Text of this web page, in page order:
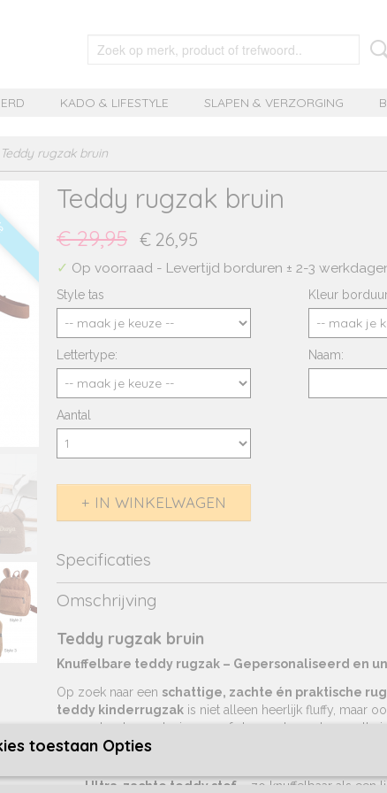
KADO & LIFESTYLE SLAPEN & VERZORGING
Teddy rugzak bruin
Teddy rugzak bruin
€ 29,95 € 26,95
✓ Op voorraad - Levertijd borduren ± 2-3
Style tas Kleur
Lettertype: Naam:
Aantal
IN WINKELWAGEN
Specificaties
Productcode
EAN code
Afmetingen (l,b,h)
Omschrijving
Teddy rugzak bruin
Knuffelbare teddy rugzak – Gepersonaliseerd en
Op zoek naar een schattige, zachte én praktische
teddy kinderrugzak is niet alleen heerlijk fluffy, maar
voor school, een dagje weg of als speelse opberger thuis.
Waarom deze teddy rugzak?
Ultra-zachte teddy stof – zo knuffelbaar als een
toestaan Opties